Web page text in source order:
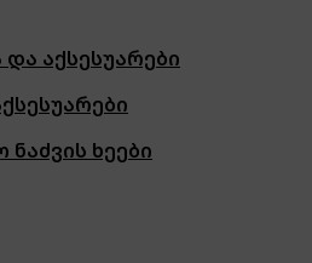
აქსესუარები
ხეები